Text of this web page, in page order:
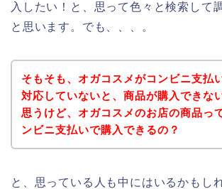
入したい！と、思って色々と検索して
と思います。でも、、、。
そもそも、オガコスメがコンビニ支払
対応していないと、商品が購入できな
思うけど、オガコスメのお店の商品っ
ンビニ支払いで購入できるの？
と、思っている人も中にはいるかもし